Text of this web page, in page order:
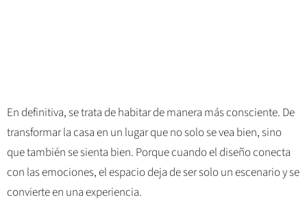
En definitiva, se trata de habitar de manera más consciente. De
transformar la casa en un lugar que no solo se vea bien, sino
que también se sienta bien. Porque cuando el diseño conecta
con las emociones, el espacio deja de ser solo un escenario y se
convierte en una experiencia.